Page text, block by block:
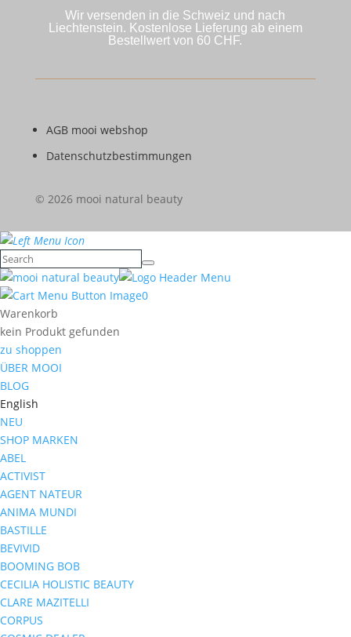
Wir versenden in die Schweiz und nach
Liechtenstein. Kostenlose Lieferung ab einem
Bestellwert von 60 CHF.
AGB mooi webshop
Datenschutzbestimmungen
© 2026 mooi natural beauty
0
Warenkorb
kein Produkt gefunden
zu shoppen
ÜBER MOOI
BLOG
English
NEU
SHOP MARKEN
ABEL
ACTIVIST
AGENT NATEUR
ANIMA MUNDI
BASTILLE
BEVIVID
BOOMING BOB
CECILIA HOLISTIC BEAUTY
CLARE MAZITELLI
CORPUS